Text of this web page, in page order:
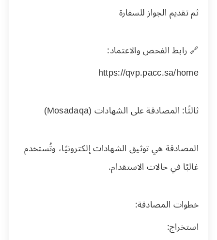
ثم تقديم الجواز للسفارة
🔗 رابط الفحص والاعتماد:
https://qvp.pacc.sa/home
ثالثًا: المصادقة على الشهادات (Mosadaqa)
المصادقة هي توثيق الشهادات إلكترونيًا، وتُستخدم
غالبًا في حالات الاستقدام.
خطوات المصادقة:
استخراج: